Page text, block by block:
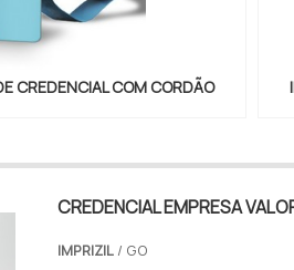
CREDENCIAL COM CORDÃO
CREDENCIAL EMPRESA
IMPRIZIL/ GO